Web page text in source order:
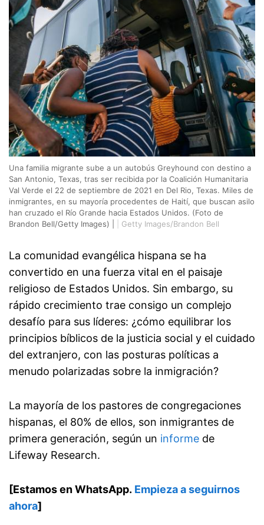
Una familia migrante sube a un autobús Greyhound con destino a
San Antonio, Texas, tras ser recibida por la Coalición Humanitaria
Val Verde el 22 de septiembre de 2021 en Del Rio, Texas. Miles de
inmigrantes, en su mayoría procedentes de Haití, que buscan asilo
han cruzado el Río Grande hacia Estados Unidos. (Foto de
Brandon Bell/Getty Images) |
Getty Images/Brandon Bell
La comunidad evangélica hispana se ha
convertido en una fuerza vital en el paisaje
religioso de Estados Unidos. Sin embargo, su
rápido crecimiento trae consigo un complejo
desafío para sus líderes: ¿cómo equilibrar los
principios bíblicos de la justicia social y el cuidado
del extranjero, con las posturas políticas a
menudo polarizadas sobre la inmigración?
La mayoría de los pastores de congregaciones
hispanas, el 80% de ellos, son inmigrantes de
primera generación, según un informe de
Lifeway Research.
[Estamos en WhatsApp. Empieza a seguirnos
ahora]